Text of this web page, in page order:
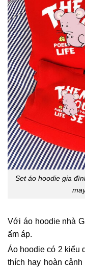
Set áo hoodie gia
Với áo hoodie nhà
ấm áp.
Áo hoodie có 2 kiểu
thích hay hoàn